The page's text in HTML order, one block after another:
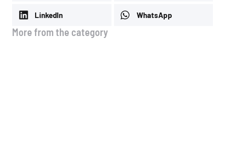
LinkedIn WhatsApp
More from the category